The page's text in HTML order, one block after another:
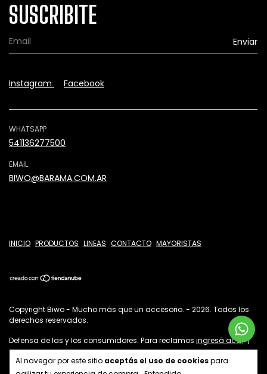
Al navegar por este sitio aceptás el uso de cookiespara
SUSCRIBITE
Instagram Facebook
WHATSAPP
541136277500
EMAIL
BIWO@BARAMA.COM.AR
INICIO PRODUCTOS LINEAS CONTACTO MAYORISTAS
Copyright Biwo - Mucho más que un accesorio. - 2026. Todos los
derechos reservados.
Defensa de las y los consumidores. Para reclamos ingresá acá. /